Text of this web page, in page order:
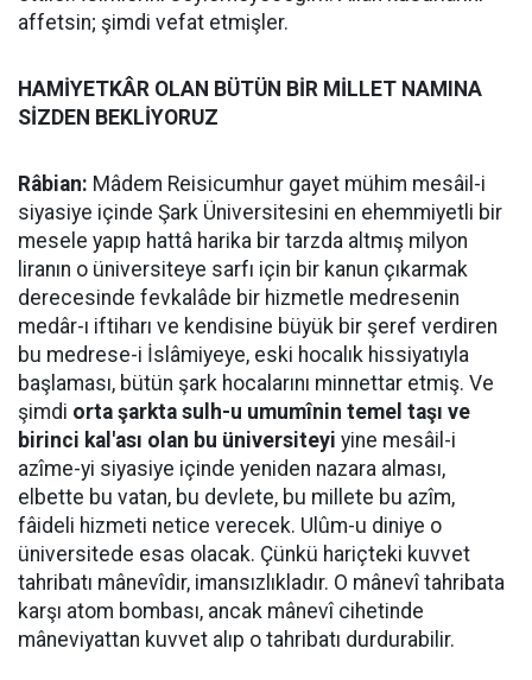
affetsin; şimdi vefat etmişler.
HAMİYETKÂR OLAN BÜTÜN BİR MİLLET NAMINA
SİZDEN BEKLİYORUZ
Râbian: Mâdem Reisicumhur gayet mühim mesâil-i
siyasiye içinde Şark Üniversitesini en ehemmiyetli bir
mesele yapıp hattâ harika bir tarzda altmış milyon
liranın o üniversiteye sarfı için bir kanun çıkarmak
derecesinde fevkalâde bir hizmetle medresenin
medâr-ı iftiharı ve kendisine büyük bir şeref verdiren
bu medrese-i İslâmiyeye, eski hocalık hissiyatıyla
başlaması, bütün şark hocalarını minnettar etmiş. Ve
şimdi orta şarkta sulh-u umumînin temel taşı ve
birinci kal'ası olan bu üniversiteyi yine mesâil-i
azîme-yi siyasiye içinde yeniden nazara alması,
elbette bu vatan, bu devlete, bu millete bu azîm,
fâideli hizmeti netice verecek. Ulûm-u diniye o
üniversitede esas olacak. Çünkü hariçteki kuvvet
tahribatı mânevîdir, imansızlıkladır. O mânevî tahribata
karşı atom bombası, ancak mânevî cihetinde
mâneviyattan kuvvet alıp o tahribatı durdurabilir.